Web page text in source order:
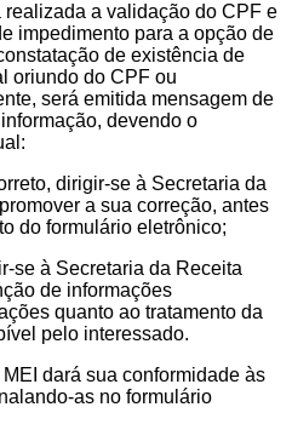
a validação do CPF e
impedimento para a opção de
de existência de
oriundo do CPF ou
será emitida mensagem de
devendo o
dirigir-se à Secretaria da
a sua correção, antes
do formulário eletrônico;
se à Secretaria da Receita
de informações
quanto ao tratamento da
pelo interessado.
dará sua conformidade às
as no formulário